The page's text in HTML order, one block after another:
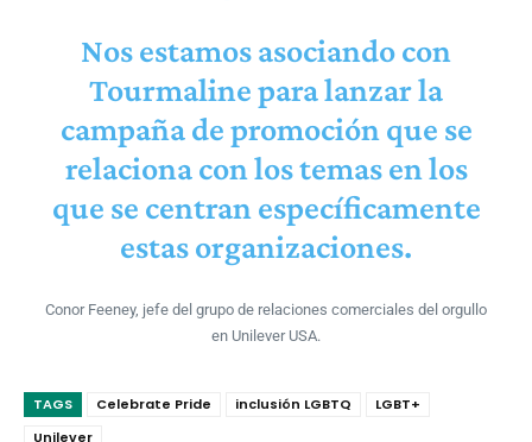
Nos estamos asociando con
Tourmaline para lanzar la
campaña de promoción que se
relaciona con los temas en los
que se centran específicamente
estas organizaciones.
Conor Feeney, jefe del grupo de relaciones comerciales del orgullo
en Unilever USA.
TAGS Celebrate Pride inclusión LGBTQ
LGBT+
Unilever